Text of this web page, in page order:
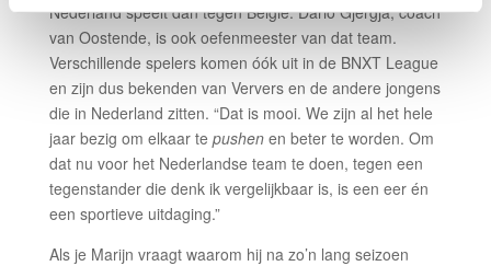
Nederland speelt dan tegen België. Dario Gjergja, coach
van Oostende, is ook oefenmeester van dat team.
Verschillende spelers komen óók uit in de BNXT League
en zijn dus bekenden van Ververs en de andere jongens
die in Nederland zitten. “Dat is mooi. We zijn al het hele
jaar bezig om elkaar te pushen en beter te worden. Om
dat nu voor het Nederlandse team te doen, tegen een
tegenstander die denk ik vergelijkbaar is, is een eer én
een sportieve uitdaging.”
Als je Marijn vraagt waarom hij na zo’n lang seizoen